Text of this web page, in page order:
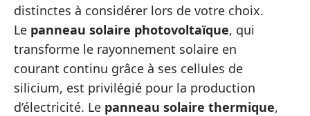
distinctes à considérer lors de votre choix.
Le panneau solaire photovoltaïque, qui
transforme le rayonnement solaire en
courant continu grâce à ses cellules de
silicium, est privilégié pour la production
d’électricité. Le panneau solaire thermique,